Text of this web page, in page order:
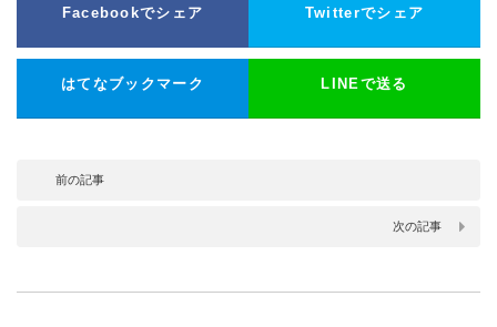
Facebookでシェア Twitterでシェア
はてなブックマーク LINEで送る
前の記事
次の記事